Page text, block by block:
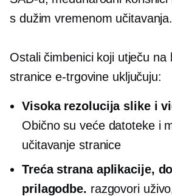
s dužim vremenom učitavanja.
Ostali čimbenici koji utječu na
stranice e-trgovine uključuju:
Visoka rezolucijaslike i
Obično su veće datoteke i
učitavanje stranice
Treća stranaaplikacije,
prilagodbe. razgovori